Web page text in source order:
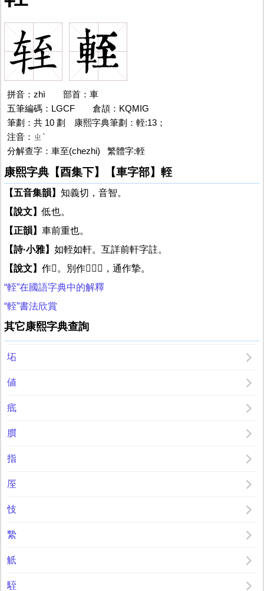
拼音：zhì
部首：車
五筆編碼：LGCF
倉頡：KQMIG
筆劃：共 10 劃 康熙字典筆劃：輊:13；
注音：ㄓˋ
分解查字：車至(chezhi) 繁體字:輊
康熙字典【酉集下】【車字部】輊
【五音集韻】 知義切，音智。
【說文】低也。
【正韻】 車前重也。
【詩·小雅】 如輊如軒。互詳前軒字註。
【說文】 作𨎌。別作𦥎𨏡𨏑，通作摯。
“輊”在國語字典中的解釋
“輊”書法欣賞
其它康熙字典查詢
坧
値
疷
䑇
指
厔
忮
縶
觗
駤